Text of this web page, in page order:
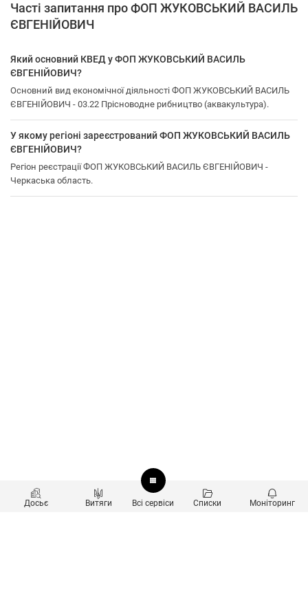
Часті запитання про ФОП ЖУКОВСЬКИЙ ВАСИЛЬ
ЄВГЕНІЙОВИЧ
Який основний КВЕД у ФОП ЖУКОВСЬКИЙ ВАСИЛЬ
ЄВГЕНІЙОВИЧ?
Основний вид економічної діяльності ФОП ЖУКОВСЬКИЙ ВАСИЛЬ
ЄВГЕНІЙОВИЧ - 03.22 Прісноводне рибництво (аквакультура).
У якому регіоні зареєстрований ФОП ЖУКОВСЬКИЙ ВАСИЛЬ
ЄВГЕНІЙОВИЧ?
Регіон реєстрації ФОП ЖУКОВСЬКИЙ ВАСИЛЬ ЄВГЕНІЙОВИЧ -
Черкаська область.
Досьє Витяги Всі сервіси Списки Моніторинг